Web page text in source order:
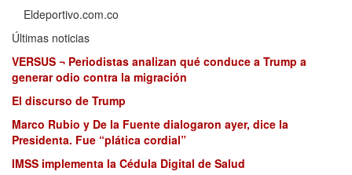
Eldeportivo.com.co
Últimas noticias
VERSUS ¬ Periodistas analizan qué conduce a Trump a
generar odio contra la migración
El discurso de Trump
Marco Rubio y De la Fuente dialogaron ayer, dice la
Presidenta. Fue “plática cordial”
IMSS implementa la Cédula Digital de Salud